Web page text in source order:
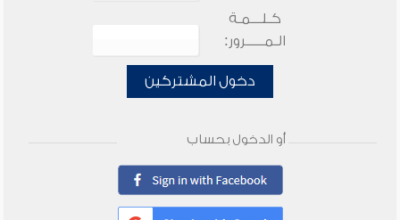
كـلـــمـة
الـمـــــرور:
دخول المشتركين
أو الدخول بحساب